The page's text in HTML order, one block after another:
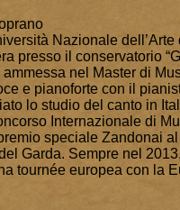
Nazionale
presso il conservatorio
nel Master di
e pianoforte con il
lo studio del canto in
Internazionale di
speciale Zandonai
Garda. Sempre nel
tournée europea con la